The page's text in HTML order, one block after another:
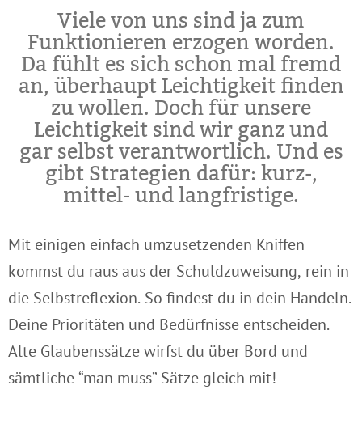
Viele von uns sind ja zum
Funktionieren erzogen worden.
Da fühlt es sich schon mal fremd
an, überhaupt Leichtigkeit finden
zu wollen. Doch für unsere
Leichtigkeit sind wir ganz und
gar selbst verantwortlich. Und es
gibt Strategien dafür: kurz-,
mittel- und langfristige.
Mit einigen einfach umzusetzenden Kniffen
kommst du raus aus der Schuldzuweisung, rein in
die Selbstreflexion. So findest du in dein Handeln.
Deine Prioritäten und Bedürfnisse entscheiden.
Alte Glaubenssätze wirfst du über Bord und
sämtliche “man muss”-Sätze gleich mit!